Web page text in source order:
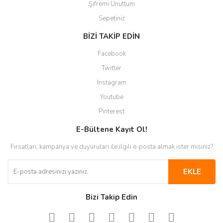
Şifremi Unuttum
Sepetiniz
BİZİ TAKİP EDİN
Facebook
Twitter
Instagram
Youtube
Pinterest
E-Bültene Kayıt Ol!
Fırsatları, kampanya ve duyuruları ile ilgili e-posta almak ister misiniz?
EKLE
Bizi Takip Edin